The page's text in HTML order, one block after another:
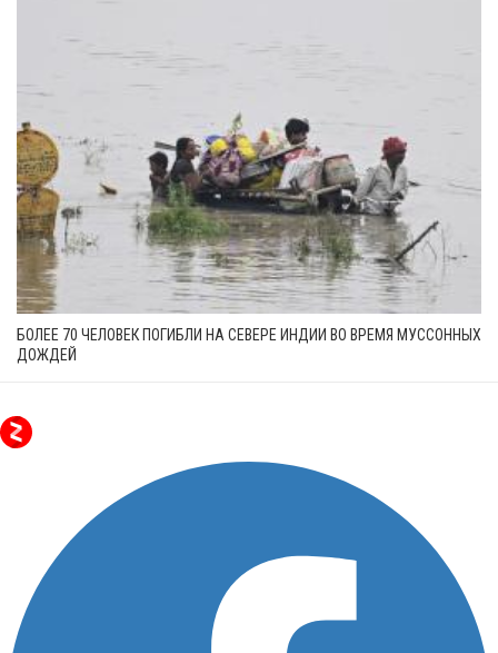
БОЛЕЕ 70 ЧЕЛОВЕК ПОГИБЛИ НА СЕВЕРЕ ИНДИИ ВО ВРЕМЯ МУССОННЫХ
ДОЖДЕЙ